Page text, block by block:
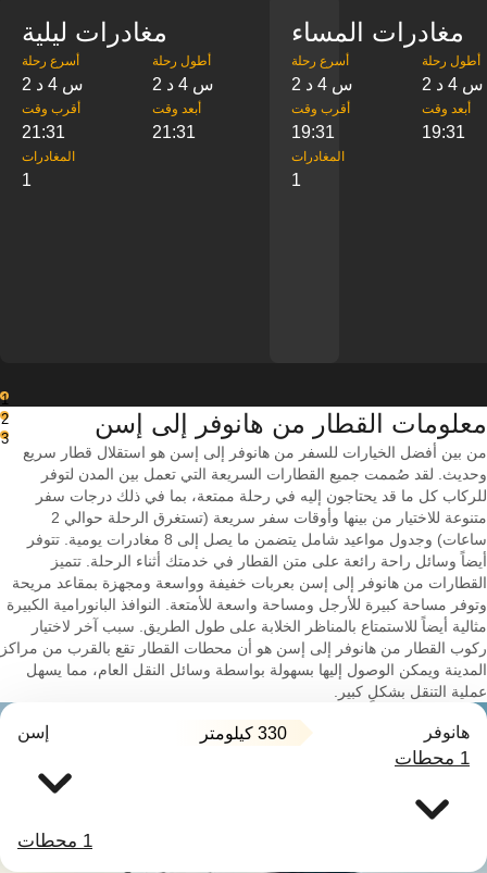
مغادرات ليلية
‎أسرع رحلة
2 س 4 د
‎أطول رحلة
2 س 4 د
‎أقرب وقت
21:31
‎أبعد وقت
21:31
‎المغادرات
1
مغادرات المساء
‎أسرع رحلة
2 س 4 د
‎أطول رحلة
2 س 4 د
‎أقرب وقت
19:31
‎أبعد وقت
19:31
‎المغادرات
1
1
2
3
معلومات القطار من ‎هانوفر إلى ‎إسن
من بين أفضل الخيارات للسفر من هانوفر إلى إسن هو استقلال قطار سريع
وحديث. لقد صُممت جميع القطارات السريعة التي تعمل بين المدن لتوفر
للركاب كل ما قد يحتاجون إليه في رحلة ممتعة، بما في ذلك درجات سفر
متنوعة للاختيار من بينها وأوقات سفر سريعة (تستغرق الرحلة حوالي 2
ساعات) وجدول مواعيد شامل يتضمن ما يصل إلى 8 مغادرات يومية. تتوفر
أيضاً وسائل راحة رائعة على متن القطار في خدمتك أثناء الرحلة. تتميز
القطارات من هانوفر إلى إسن بعربات خفيفة وواسعة ومجهزة بمقاعد مريحة
وتوفر مساحة كبيرة للأرجل ومساحة واسعة للأمتعة. النوافذ البانورامية الكبيرة
مثالية أيضاً للاستمتاع بالمناظر الخلابة على طول الطريق. سبب آخر لاختيار
ركوب القطار من هانوفر إلى إسن هو أن محطات القطار تقع بالقرب من مراكز
المدينة ويمكن الوصول إليها بسهولة بواسطة وسائل النقل العام، مما يسهل
عملية التنقل بشكلٍ كبير.
هانوفر 330 كيلومتر إسن
1 محطات
1 محطات